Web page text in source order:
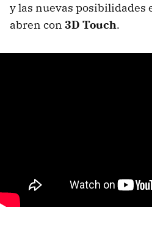
y las nuevas posibilidades
abren con 3D Touch.